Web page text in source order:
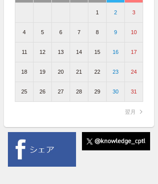
1 2 3
4 5 6 7 8 9 10
11 12 13 14 15 16 17
18 19 20 21 22 23 24
25 26 27 28 29 30 31
翌月